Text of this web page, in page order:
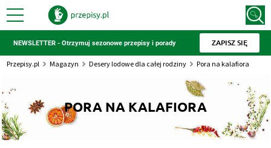
NEWSLETTER - Otrzymuj sezonowe przepisy i porady ZAPISZ SIĘ
Przepisy.pl Magazyn Desery lodowe dla całej rodziny Pora na kalafiora
PORA NA KALAFIORA